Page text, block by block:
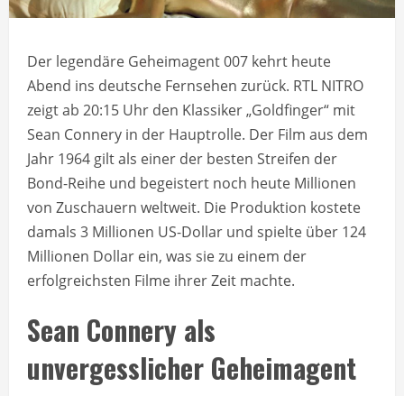
Der legendäre Geheimagent 007 kehrt heute
Abend ins deutsche Fernsehen zurück. RTL NITRO
zeigt ab 20:15 Uhr den Klassiker „Goldfinger“ mit
Sean Connery in der Hauptrolle. Der Film aus dem
Jahr 1964 gilt als einer der besten Streifen der
Bond-Reihe und begeistert noch heute Millionen
von Zuschauern weltweit. Die Produktion kostete
damals 3 Millionen US-Dollar und spielte über 124
Millionen Dollar ein, was sie zu einem der
erfolgreichsten Filme ihrer Zeit machte.
Sean Connery als
unvergesslicher Geheimagent